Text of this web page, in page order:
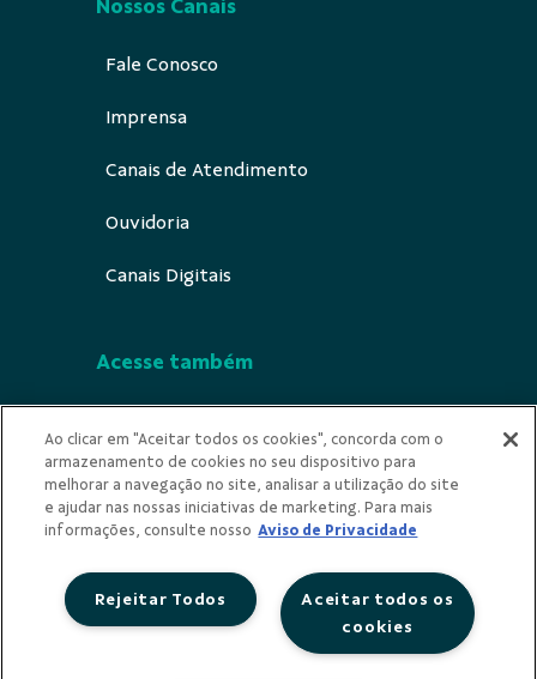
Nossos Canais
Fale Conosco
Imprensa
Canais de Atendimento
Ouvidoria
Canais Digitais
Acesse também
Indícios de Ilicitude
Privacidade
Ao clicar em "Aceitar todos os cookies", concorda com o
armazenamento de cookies no seu dispositivo para
melhorar a navegação no site, analisar a utilização do site
e ajudar nas nossas iniciativas de marketing. Para mais
informações, consulte nosso Aviso de Privacidade
Aceitar todos os
cookies
Rejeitar Todos